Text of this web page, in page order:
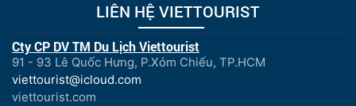
LIÊN HỆ VIETTOURIST
Cty CP DV TM Du Lịch Viettourist
91 - 93 Lê Quốc Hưng, P.Xóm Chiếu, TP.HCM
viettourist@icloud.com
viettourist.com